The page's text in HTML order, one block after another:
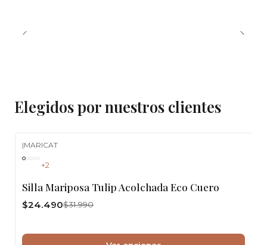
Elegidos por nuestros clientes
|MARICAT
+2
Silla Mariposa Tulip Acolchada Eco Cuero
$24.490$31.990